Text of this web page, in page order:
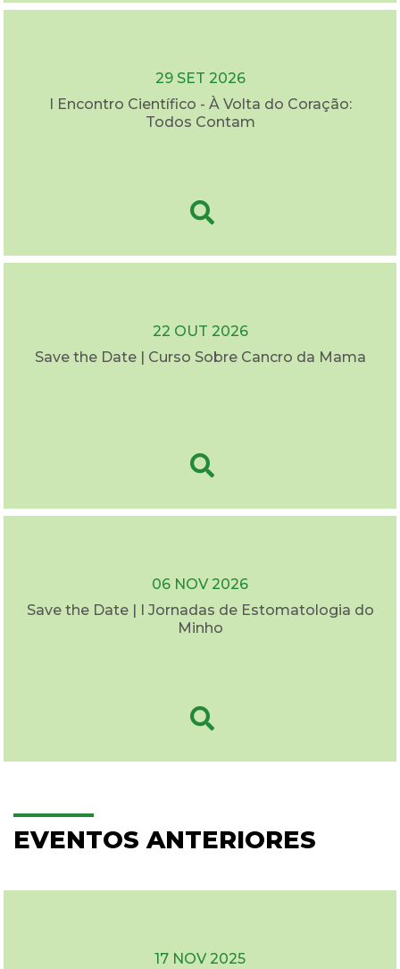
29 SET 2026
I Encontro Científico - À Volta do Coração:
Todos Contam
22 OUT 2026
Save the Date | Curso Sobre Cancro da Mama
06 NOV 2026
Save the Date | I Jornadas de Estomatologia do
Minho
EVENTOS ANTERIORES
17 NOV 2025